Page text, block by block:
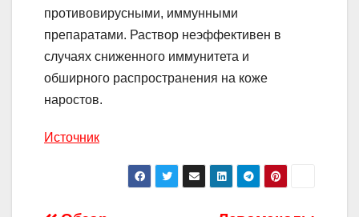
противовирусными, иммунными
препаратами. Раствор неэффективен в
случаях сниженного иммунитета и
обширного распространения на коже
наростов.
Источник